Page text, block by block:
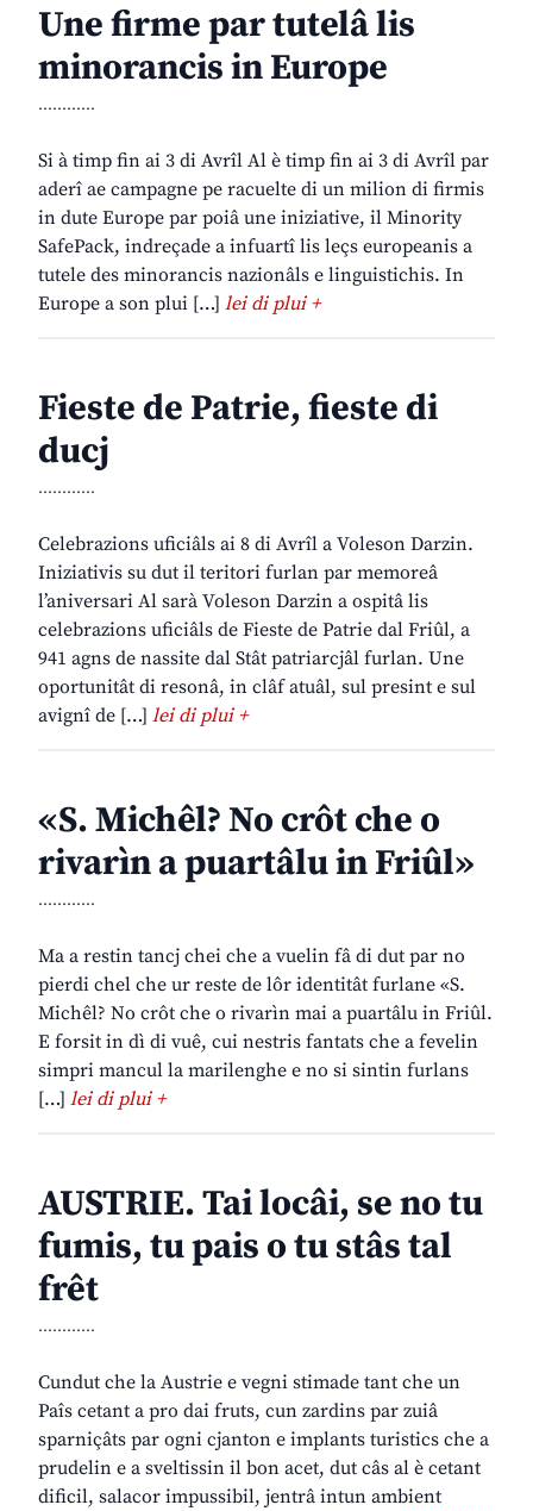
Une firme par tutelâ lis
minorancis in Europe
............
Si à timp fin ai 3 di Avrîl Al è timp fin ai 3 di Avrîl par
aderî ae campagne pe racuelte di un milion di firmis
in dute Europe par poiâ une iniziative, il Minority
SafePack, indreçade a infuartî lis leçs europeanis a
tutele des minorancis nazionâls e linguistichis. In
Europe a son plui […] lei di plui +
Fieste de Patrie, fieste di
ducj
............
Celebrazions uficiâls ai 8 di Avrîl a Voleson Darzin.
Iniziativis su dut il teritori furlan par memoreâ
l’aniversari Al sarà Voleson Darzin a ospitâ lis
celebrazions uficiâls de Fieste de Patrie dal Friûl, a
941 agns de nassite dal Stât patriarcjâl furlan. Une
oportunitât di resonâ, in clâf atuâl, sul presint e sul
avignî de […] lei di plui +
«S. Michêl? No crôt che o
rivarìn a puartâlu in Friûl»
............
Ma a restin tancj chei che a vuelin fâ di dut par no
pierdi chel che ur reste de lôr identitât furlane «S.
Michêl? No crôt che o rivarìn mai a puartâlu in Friûl.
E forsit in dì di vuê, cui nestris fantats che a fevelin
simpri mancul la marilenghe e no si sintin furlans
[…] lei di plui +
AUSTRIE. Tai locâi, se no tu
fumis, tu pais o tu stâs tal
frêt
............
Cundut che la Austrie e vegni stimade tant che un
Paîs cetant a pro dai fruts, cun zardins par zuiâ
sparniçâts par ogni cjanton e implants turistics che a
prudelin e a sveltissin il bon acet, dut câs al è cetant
dificil, salacor impussibil, jentrâ intun ambient